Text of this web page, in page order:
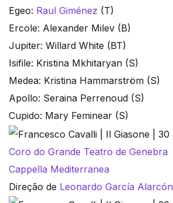
Egeo: Raul Giménez (T)
Ercole: Alexander Milev (B)
Jupiter: Willard White (BT)
Isifile: Kristina Mkhitaryan (S)
Medea: Kristina Hammarström (S)
Apollo: Seraina Perrenoud (S)
Cupido: Mary Feminear (S)
Coro do Grande Teatro de Genebra
Cappella Mediterranea
Direção de Leonardo García Alarcón